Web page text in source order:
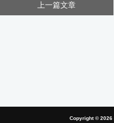
上一篇文章
Copyright © 2026